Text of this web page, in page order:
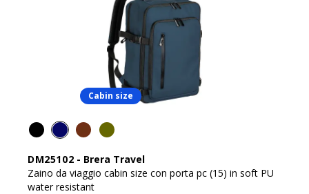
Cabin size
DM25102 - Brera Travel
Zaino da viaggio cabin size con porta pc (15) in soft PU
water resistant